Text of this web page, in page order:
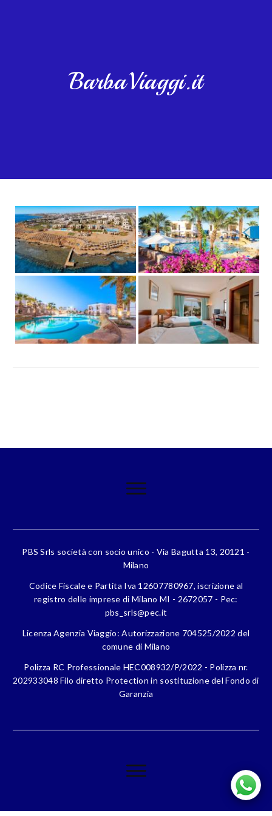
BarbaViaggi.it
PBS Srls società con socio unico - Via Bagutta 13, 20121 -
Milano
Codice Fiscale e Partita Iva 12607780967, iscrizione al
registro delle imprese di Milano MI - 2672057 - Pec:
pbs_srls@pec.it
Licenza Agenzia Viaggio: Autorizzazione 704525/2022 del
comune di Milano
Polizza RC Professionale HEC008932/P/2022 - Polizza nr.
202933048 Filo diretto Protection in sostituzione del Fondo di
Garanzia